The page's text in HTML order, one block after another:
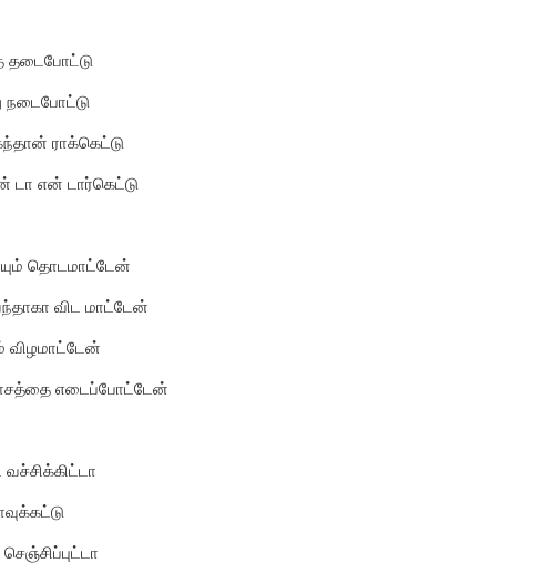
நடைபோட்டு
ராக்கெட்டு
என் டார்கெட்டு
தொடமாட்டேன்
விட மாட்டேன்
விழமாட்டேன்
எடைப்போட்டேன்